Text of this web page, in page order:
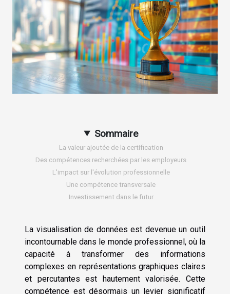
Sommaire
La valeur ajoutée de la certification
Des compétences recherchées par les employeurs
L'impact sur l'évolution professionnelle
Une compétence transversale
Investissement dans le futur
La visualisation de données est devenue un outil
incontournable dans le monde professionnel, où la
capacité à transformer des informations
complexes en représentations graphiques claires
et percutantes est hautement valorisée. Cette
compétence est désormais un levier significatif